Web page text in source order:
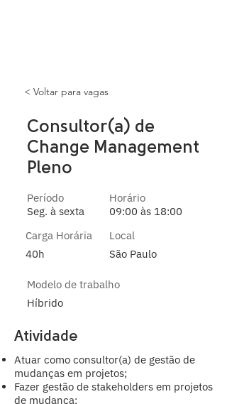
< Voltar para vagas
Consultor(a) de
Change Management
Pleno
Período
Seg. à sexta
Carga Horária
40h
Horário
09:00 às 18:00
Local
São Paulo
Modelo de trabalho
Híbrido
Atividade
Atuar como consultor(a) de gestão de
mudanças em projetos;
Fazer gestão de stakeholders em projetos
de mudança;